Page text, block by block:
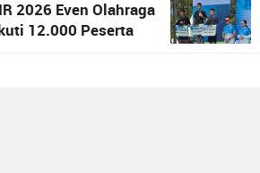
2026 Even Olahraga
12.000 Peserta